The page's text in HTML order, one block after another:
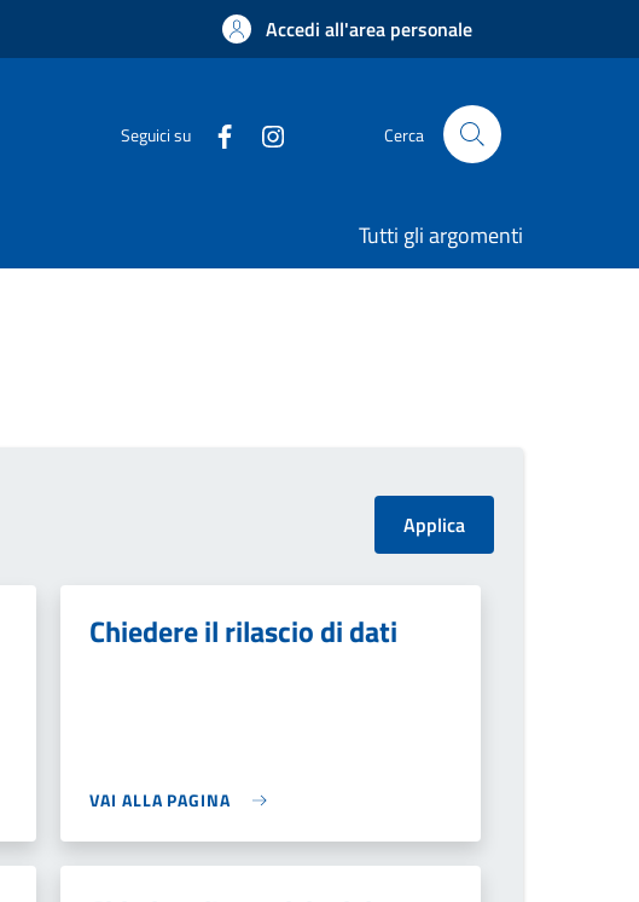
Accedi all'area personale
Seguici su Cerca
Tutti gli argomenti
Chiedere il rilascio di dati
VAI ALLA PAGINA